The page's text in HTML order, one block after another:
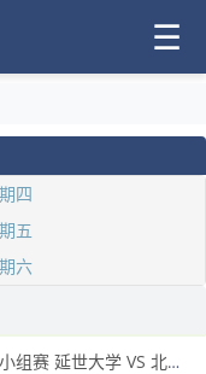
☰
四
五
六
2026年08月04日 亚洲大学生篮球联赛小组赛 延世大学 VS 北京大学 全场录像